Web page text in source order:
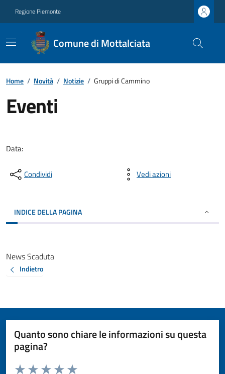
Regione Piemonte
Comune di Mottalciata
Home / Novità / Notizie / Gruppi di Cammino
Eventi
Data:
Condividi Vedi azioni
INDICE DELLA PAGINA
News Scaduta
Indietro
Quanto sono chiare le informazioni su questa
pagina?
Valuta da 1 a 5 stelle la pagina